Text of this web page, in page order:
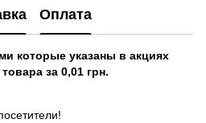
Оплата
которые указаны в акциях
за 0,01 грн.